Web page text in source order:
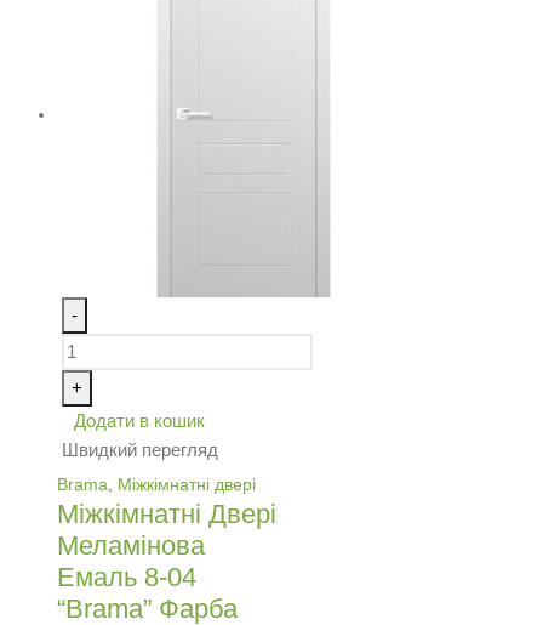
-
+
Додати в кошик
Швидкий перегляд
Brama Міжкімнатні двері
Міжкімнатні Двері
Меламінова
Емаль 8-04
“Brama” Фарба